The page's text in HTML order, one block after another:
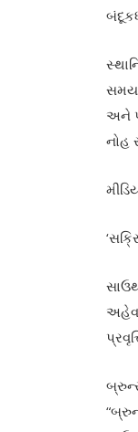
અને
નોહ